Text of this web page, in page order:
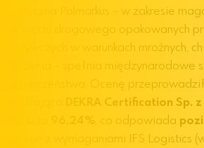
logistyczna Polmarkus – w zakresie
transportu drogowego opakowanych
spożywczych w warunkach mroźnych,
otoczenia – spełnia międzynarodowe
bezpieczeństwa. Ocenę
DEKRA Certification Sp.
, co odpowiada
zgodnie z wymaganiami IFS Logistics